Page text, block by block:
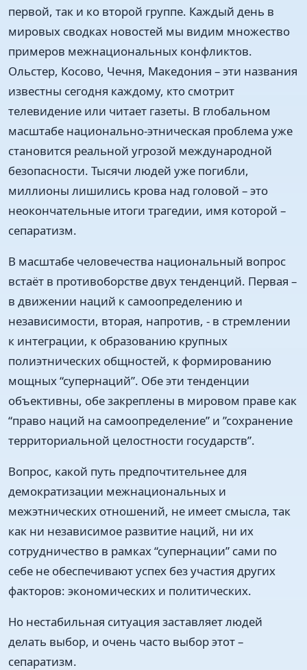
первой, так и ко второй группе. Каждый день в
мировых сводках новостей мы видим множество
примеров межнациональных конфликтов.
Ольстер, Косово, Чечня, Македония – эти названия
известны сегодня каждому, кто смотрит
телевидение или читает газеты. В глобальном
масштабе национально-этническая проблема уже
становится реальной угрозой международной
безопасности. Тысячи людей уже погибли,
миллионы лишились крова над головой – это
неокончательные итоги трагедии, имя которой –
сепаратизм.
В масштабе человечества национальный вопрос
встаёт в противоборстве двух тенденций. Первая –
в движении наций к самоопределению и
независимости, вторая, напротив, - в стремлении
к интеграции, к образованию крупных
полиэтнических общностей, к формированию
мощных “супернаций”. Обе эти тенденции
объективны, обе закреплены в мировом праве как
“право наций на самоопределение” и ”сохранение
территориальной целостности государств”.
Вопрос, какой путь предпочтительнее для
демократизации межнациональных и
межэтнических отношений, не имеет смысла, так
как ни независимое развитие наций, ни их
сотрудничество в рамках “супернации” сами по
себе не обеспечивают успех без участия других
факторов: экономических и политических.
Но нестабильная ситуация заставляет людей
делать выбор, и очень часто выбор этот –
сепаратизм.